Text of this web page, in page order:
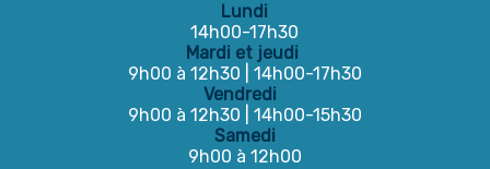
Lundi
14h00-17h30
Mardi et jeudi
9h00 à 12h30 | 14h00-17h30
Vendredi
9h00 à 12h30 | 14h00-15h30
Samedi
9h00 à 12h00